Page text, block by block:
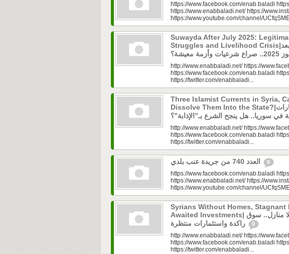
https://www.facebook.com/enab.baladi
https://www.enabbaladi.net/ https://
https://www.youtube.com/channel/
Suwayda After July 2025:
Struggles and Livelihood Crisis|السويداء بعد
http://www.enabbaladi.net/ https://
https://www.facebook.com/enab.baladi
https://twitter.com/enabbaladi...
Three Islamist Currents in Syria,
Dissolve Them Into the State?|ثلاثة تيارات
http://www.enabbaladi.net/ https://
https://www.facebook.com/enab.baladi
https://twitter.com/enabbaladi...
0
https://www.facebook.com/enab.baladi
https://www.enabbaladi.net/ https://
https://www.youtube.com/channel/
Syrians Without Homes, Stagnant
Awaited Investments| سوريون بلا منازل.. سوق
0
http://www.enabbaladi.net/ https://
https://www.facebook.com/enab.baladi
https://twitter.com/enabbaladi...